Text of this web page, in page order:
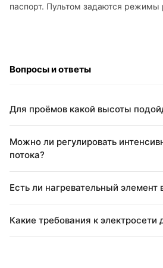
паспорт. Пультом задаются режимы
Вопросы и ответы
Для проёмов какой высоты
Можно ли регулировать
потока?
Есть ли нагревательный элемент
Какие требования к